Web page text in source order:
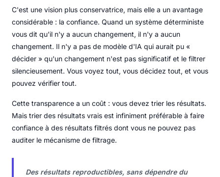
C'est une vision plus conservatrice, mais elle a un avantage
considérable : la confiance. Quand un système déterministe
vous dit qu'il n'y a aucun changement, il n'y a aucun
changement. Il n'y a pas de modèle d'IA qui aurait pu «
décider » qu'un changement n'est pas significatif et le filtrer
silencieusement. Vous voyez tout, vous décidez tout, et vous
pouvez vérifier tout.
Cette transparence a un coût : vous devez trier les résultats.
Mais trier des résultats vrais est infiniment préférable à faire
confiance à des résultats filtrés dont vous ne pouvez pas
auditer le mécanisme de filtrage.
Des résultats reproductibles, sans dépendre du